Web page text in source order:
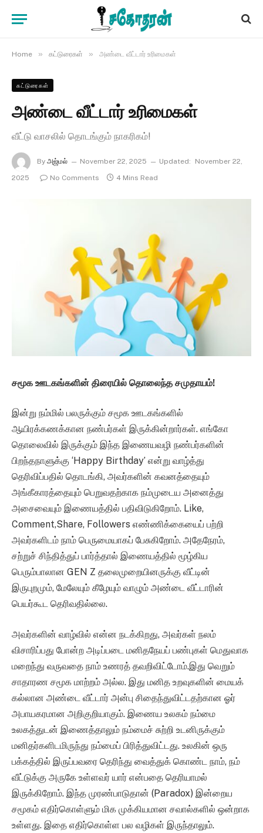
Home » கட்டுரைகள் » அண்டை வீட்டார் உரிமைகள்
கட்டுரைகள்
அண்டை வீட்டார் உரிமைகள்
வீட்டு வாசலில் தொடங்கும் நாகரிகம்!
By அஜ்மல் November 22, 2025 Updated:
November 22,
2025
No Comments 4 Mins Read
சமூக ஊடகங்களின் திரையில் தொலைந்த சமுதாயம்!
இன்று நம்மில் பலருக்கும் சமூக ஊடகங்களில்
ஆயிரக்கணக்கான நண்பர்கள் இருக்கின்றார்கள். எங்கோ
தொலைவில் இருக்கும் இந்த இணையவழி நண்பர்களின்
பிறந்தநாளுக்கு ‘Happy Birthday’ என்று வாழ்த்து
தெரிவிப்பதில் தொடங்கி, அவர்களின் கவனத்தையும்
அங்கீகாரத்தையும் பெறுவதற்காக நம்முடைய அனைத்து
அசைவையும் இணையத்தில் பதிவிடுகிறோம். Like,
Comment,Share, Followers எண்ணிக்கையைப் பற்றி
அவர்களிடம் நாம் பெருமையாகப் பேசுகிறோம். அதேநேரம்,
சற்றுச் சிந்தித்துப் பார்த்தால் இணையத்தில் மூழ்கிய
பெரும்பாலான GEN Z தலைமுறையினருக்கு வீட்டின்
இருபுறமும், மேலேயும் கீழேயும் வாழும் அண்டை வீட்டாரின்
பெயர்கூட தெரிவதில்லை.
அவர்களின் வாழ்வில் என்ன நடக்கிறது, அவர்கள் நலம்
விசாரிப்பது போன்ற அடிப்படை மனிதநேயப் பண்புகள் மெதுவாக
மறைந்து வருவதை நாம் உணரத் தவறிவிட்டோம்.இது வெறும்
சாதாரண சமூக மாற்றம் அல்ல. இது மனித உறவுகளின் மையக்
கல்லான அண்டை வீட்டார் அன்பு சிதைந்துவிட்டதற்கான ஓர்
அபாயகரமான அறிகுறியாகும். இணைய உலகம் நம்மை
உலகத்துடன் இணைத்தாலும் நம்மைச் சுற்றி உடனிருக்கும்
மனிதர்களிடமிருந்து நம்மைப் பிரித்துவிட்டது. உலகின் ஒரு
பக்கத்தில் இருப்பவரை தெரிந்து வைத்துக் கொண்ட நாம், நம்
வீட்டுக்கு அருகே உள்ளவர் யார் என்பதை தெரியாமல்
இருக்கிறோம். இந்த முரண்பாடுதான் (Paradox) இன்றைய
சமூகம் எதிர்கொள்ளும் மிக முக்கியமான சவால்களில் ஒன்றாக
உள்ளது. இதை எதிர்கொள்ள பல வழிகள் இருந்தாலும்.